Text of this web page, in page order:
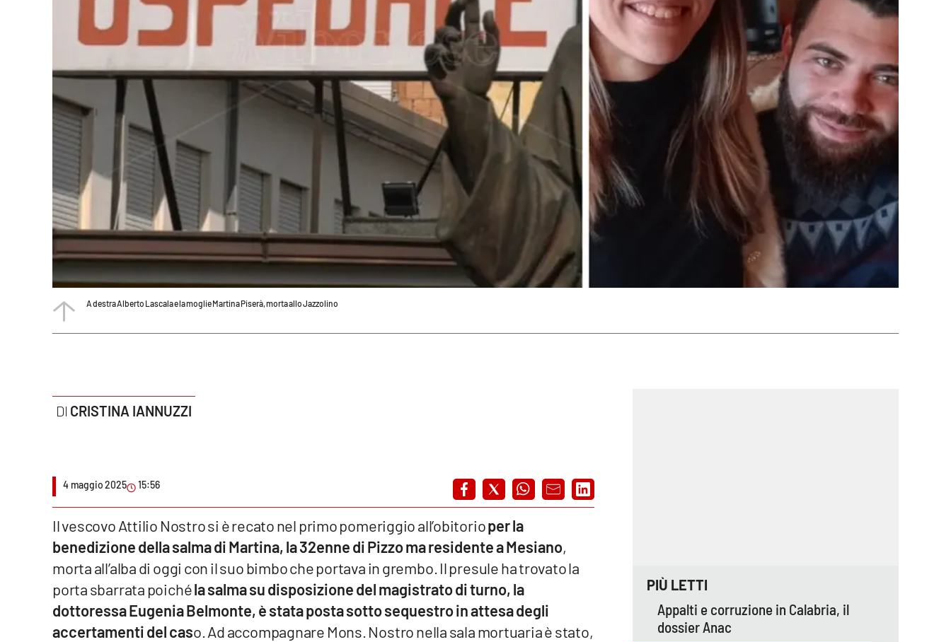
Economia e Lavoro
Rubriche
Good Morning Vietnam
Leggendo Alvaro insieme
Venti di comunicazione
Streaming
LaC Network
A destra Alberto Lascala e la moglie Martina Piserà, morta allo Jazzolino
CRISTINA IANNUZZI
4 maggio 2025 15:56
Il vescovo Attilio Nostro si è recato nel primo pomeriggio all’obitorioper la
benedizione della salma di Martina, la 32enne di Pizzo ma residente a Mesiano,
morta all’alba di oggi con il suo bimbo che portava in grembo. Il presule ha trovato la
porta sbarrata poichéla salma su disposizione del magistrato di turno, la
dottoressa Eugenia Belmonte, è stata posta sotto sequestro in attesa degli
accertamenti del caso. Ad accompagnare Mons. Nostro nella sala mortuaria è stato,
PIÙ LETTI
Appalti e corruzione in Calabria, il
dossier Anac